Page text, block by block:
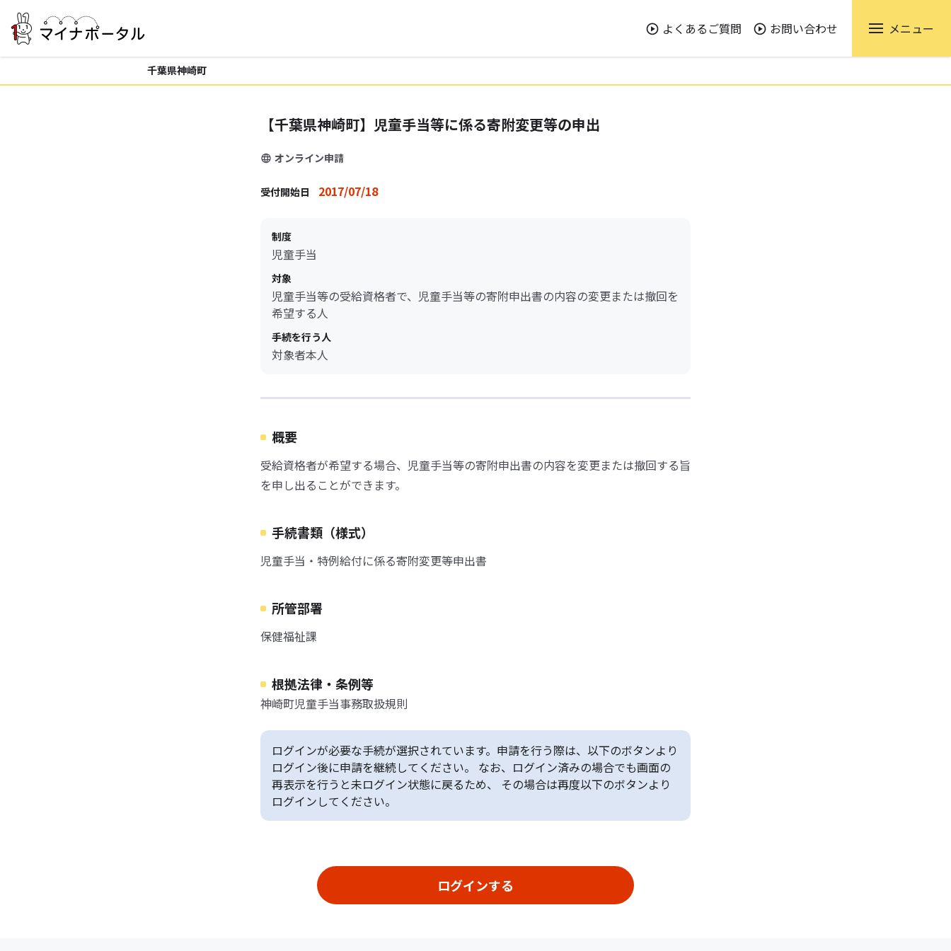
よくあるご質問 お問い合わせ メニュー
千葉県神崎町
【千葉県神崎町】児童手当等に係る寄附変更等の申出
オンライン申請
受付開始日 2017/07/18
制度
児童手当
対象
児童手当等の受給資格者で、児童手当等の寄附申出書の内容の変更または撤回を
希望する人
手続を行う人
対象者本人
概要
受給資格者が希望する場合、児童手当等の寄附申出書の内容を変更または撤回する旨
を申し出ることができます。
手続書類（様式）
児童手当・特例給付に係る寄附変更等申出書
所管部署
保健福祉課
根拠法律・条例等
神崎町児童手当事務取扱規則
ログインが必要な手続が選択されています。申請を行う際は、以下のボタンより
ログイン後に申請を継続してください。 なお、ログイン済みの場合でも画面の
再表示を行うと未ログイン状態に戻るため、 その場合は再度以下のボタンより
ログインしてください。